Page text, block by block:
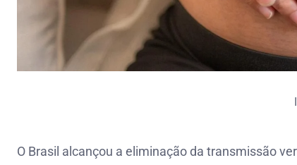
O Brasil alcançou a eliminação da transmissão